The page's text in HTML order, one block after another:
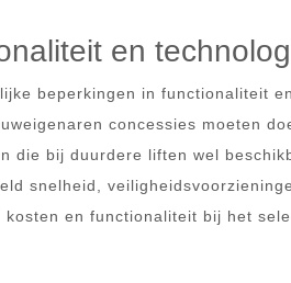
en
beperkingen in functionaliteit
concessies moeten
die bij duurdere liften wel
snelheid,
en functionaliteit bij het